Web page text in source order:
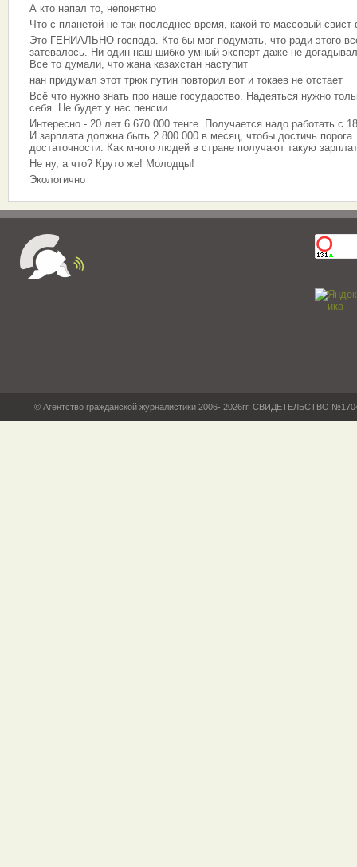
А кто напал то, непонятно
Что с планетой не так последнее время, какой-то массовый свист
Это ГЕНИАЛЬНО господа. Кто бы мог подумать, что ради этого
затевалось. Ни один наш шибко умный эксперт даже не
Все то думали, что жана казахстан наступит
нан придумал этот трюк путин повторил вот и токаев не отстает
Всё что нужно знать про наше государство. Надеяться нужно
себя. Не будет у нас пенсии.
Интересно - 20 лет 6 670 000 тенге. Получается надо работать с
И зарплата должна быть 2 800 000 в месяц, чтобы достичь порога
достаточности. Как много людей в стране получают такую
Не ну, а что? Круто же! Молодцы!
Экологично
© Агентство гражданской журналистики 2006- 2026гг. СВИДЕТЕЛЬСТВО